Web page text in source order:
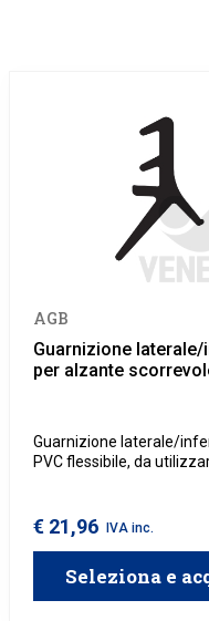
AGB
Guarnizione
per alzante
Guarnizione laterale/
PVC flessibile, da
€ 21,96 IVA inc.
Seleziona e